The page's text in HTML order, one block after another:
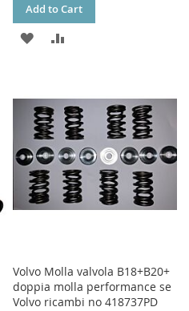
Add to Cart
ADD
LIST
Volvo Molla valvola B18+B20+
doppia molla performance se
Volvo ricambi no 418737PD